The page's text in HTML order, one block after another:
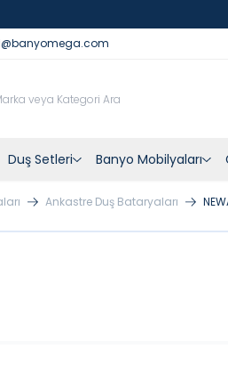
Duş Setleri Banyo Mobilyaları
Ankastre Duş Bataryaları